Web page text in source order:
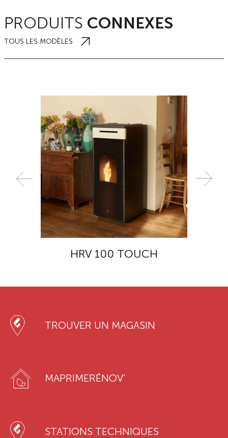
PRODUITS CONNEXES
TOUS LES MODÈLES
HRV 100 TOUCH
TROUVER UN MAGASIN
MAPRIMERÉNOV’
STATIONS TECHNIQUES